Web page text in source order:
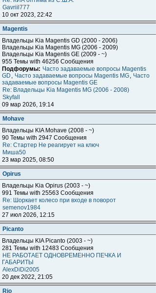
Gavriil777
10 окт 2023, 22:42
Magentis
Владельцы Kia Magentis GD (2000 - 2006)
Владельцы Kia Magentis MG (2006 - 2009)
Владельцы Kia Magentis GE (2009 - ~)
955 Темы with 46256 Сообщения
Подфорумы: Часто задаваемые вопросы Magentis
GD , Часто задаваемые вопросы Magentis MG, Часто
задаваемые вопросы Magentis GE
Re: Владельцы Kia Magentis MG (2006 - 2008)
Skyfall
09 мар 2026, 19:14
Mohave
Владельцы KIA Mohave (2008 - ~)
90 Темы with 2947 Сообщения
Re: Стартер Не реагирует на ключ
Миша50
23 мар 2025, 08:50
Opirus
Владельцы Kia Opirus (2003 - ~)
991 Темы with 25563 Сообщения
Re: Шоркает колесо при входе в поворот
semenov1984
27 июл 2026, 12:15
Piсanto
Владельцы KIA Piсanto (2003 - ~)
281 Темы with 12483 Сообщения
НЕ РАБОТАЕТ ОДНОВРЕМЕННО ПЕЧКА И
ГАБАРИТЫ
AlexDiDi2005
20 дек 2022, 21:05
Rio